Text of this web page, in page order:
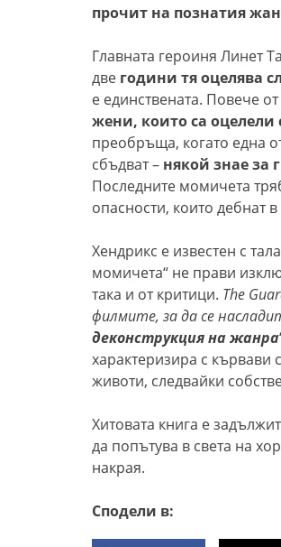
прочит на познатия
Главната героиня Линет
две години тя оцелява
е единствената. Повече
жени, които са
преобръща, когато една
сбъдват – някой знае за
Последните момичета
опасности, които дебнат в
Хендрикс е известен с
момичета“ не прави
така и от критици. The
филмите, за да се
деконструкция на жанра
характеризира с
животи, следвайки
Хитовата книга е
да попътува в света на
накрая.
Сподели в: